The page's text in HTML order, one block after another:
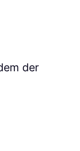
der